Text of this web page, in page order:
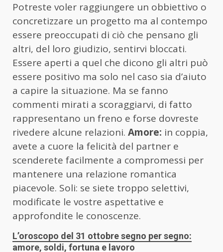
Potreste voler raggiungere un obbiettivo o
concretizzare un progetto ma al contempo
essere preoccupati di ciò che pensano gli
altri, del loro giudizio, sentirvi bloccati.
Essere aperti a quel che dicono gli altri può
essere positivo ma solo nel caso sia d’aiuto
a capire la situazione. Ma se fanno
commenti mirati a scoraggiarvi, di fatto
rappresentano un freno e forse dovreste
rivedere alcune relazioni. Amore: in coppia,
avete a cuore la felicità del partner e
scenderete facilmente a compromessi per
mantenere una relazione romantica
piacevole. Soli: se siete troppo selettivi,
modificate le vostre aspettative e
approfondite le conoscenze.
L’oroscopo del 31 ottobre segno per segno:
amore, soldi, fortuna e lavoro